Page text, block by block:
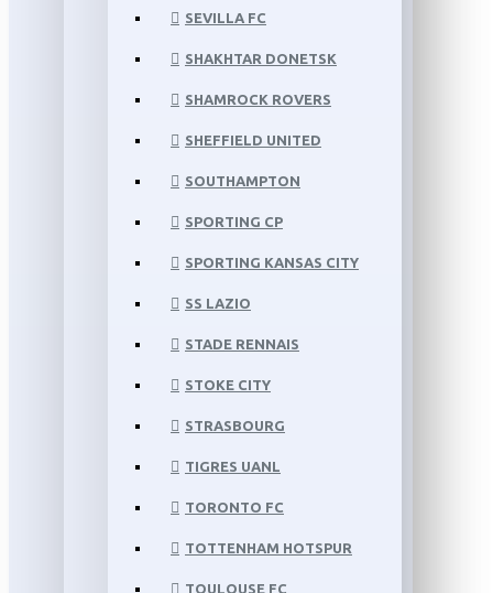
SEVILLA FC
SHAKHTAR DONETSK
SHAMROCK ROVERS
SHEFFIELD UNITED
SOUTHAMPTON
SPORTING CP
SPORTING KANSAS CITY
SS LAZIO
STADE RENNAIS
STOKE CITY
STRASBOURG
TIGRES UANL
TORONTO FC
TOTTENHAM HOTSPUR
TOULOUSE FC